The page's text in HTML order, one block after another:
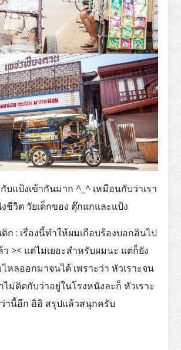
บแป้งเข้ากันมาก ^_^ เหมือนกับว่าเรา
ชีวิต วัยเด็กของ ตุ๊กแกและแป้ง
ก : เรื่องนี้ทำให้ผมเกือบร้องบอกอินไป
>< แต่ไม่เยอะสำหรับผมนะ แต่ก็ยัง
หลออกมาจนได้ เพราะว่า หัวเราะจน
ม่ติดกับว่าอยู่ในโรงหนังละก็ หัวเราะ
านี้อีก อิอิ สรุปแล้วสนุกครับ